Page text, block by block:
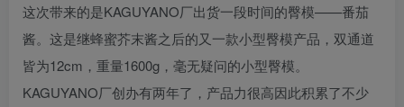
这次带来的是KAGUYANO厂出货一段时间的臀模——番茄
酱。这是继蜂蜜芥末酱之后的又一款小型臀模产品，双通道
皆为12cm，重量1600g，毫无疑问的小型臀模。
KAGUYANO厂创办有两年了，产品力很高因此积累了不少